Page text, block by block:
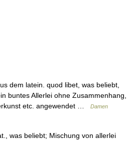
dem latein. quod libet, was beliebt,
buntes Allerlei ohne Zusammenhang,
etc. angewendet …
Damen
was beliebt; Mischung von allerlei